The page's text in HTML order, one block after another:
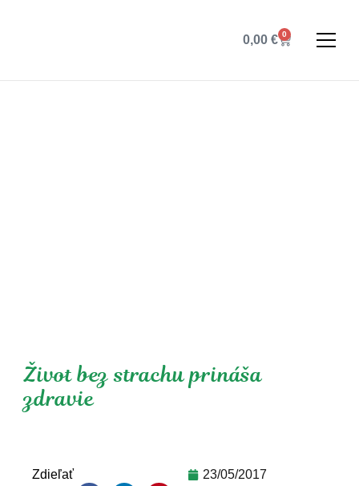
0,00€ 0
Život bez strachu prináša
zdravie
Zdieľať 23/05/2017